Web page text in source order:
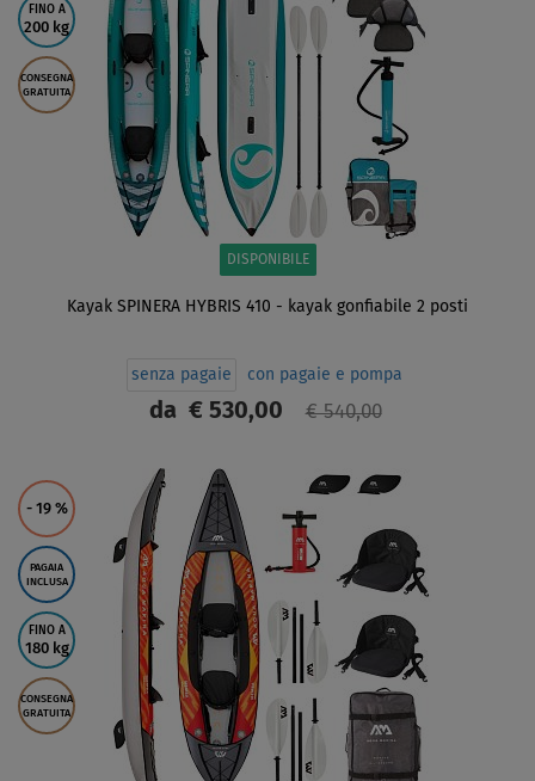
FINO A
200 kg
CONSEGNA
GRATUITA
DISPONIBILE
Kayak SPINERA HYBRIS 410 - kayak gonfiabile 2 posti
senza pagaie con pagaie e pompa
da€ 530,00 € 540,00
- 19 %
PAGAIA
INCLUSA
FINO A
180 kg
CONSEGNA
GRATUITA